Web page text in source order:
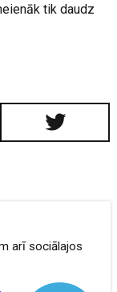
tik daudz
arī sociālajos